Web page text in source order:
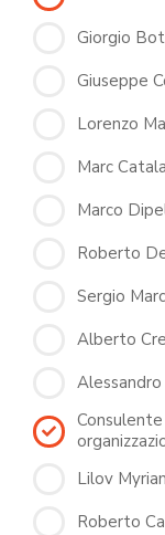
Giorgio
Giuseppe
Lorenzo
Marc
Marco
Roberto
Sergio
Alberto
Alessandro
Lilov
Roberto